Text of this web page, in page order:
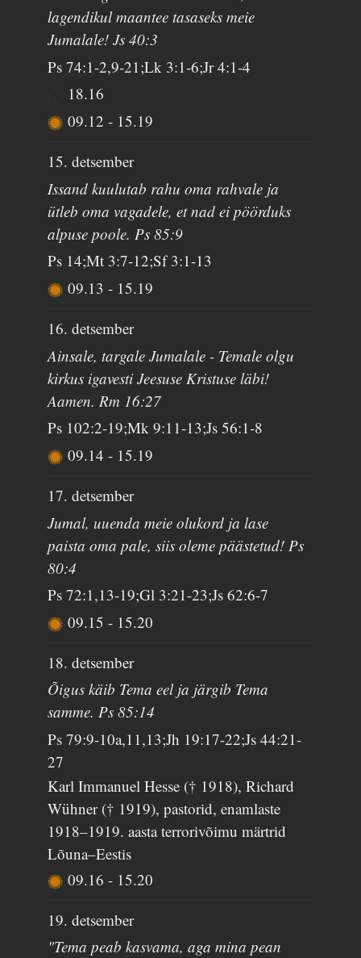
lagendikul maantee tasaseks meie
Jumalale! Js 40:3
Ps 74:1-2,9-21;Lk 3:1-6;Jr 4:1-4
18.16
09.12- 15.19
15. detsember
Issand kuulutab rahu oma rahvale ja
ütleb oma vagadele, et nad ei pöörduks
alpuse poole. Ps 85:9
Ps 14;Mt 3:7-12;Sf 3:1-13
09.13- 15.19
16. detsember
Ainsale, targale Jumalale - Temale olgu
kirkus igavesti Jeesuse Kristuse läbi!
Aamen. Rm 16:27
Ps 102:2-19;Mk 9:11-13;Js 56:1-8
09.14- 15.19
17. detsember
Jumal, uuenda meie olukord ja lase
paista oma pale, siis oleme päästetud! Ps
80:4
Ps 72:1,13-19;Gl 3:21-23;Js 62:6-7
09.15- 15.20
18. detsember
Õigus käib Tema eel ja järgib Tema
samme. Ps 85:14
Ps 79:9-10a,11,13;Jh 19:17-22;Js 44:21-
27
Karl Immanuel Hesse († 1918), Richard
Wühner († 1919), pastorid, enamlaste
1918–1919. aasta terrorivõimu märtrid
Lõuna–Eestis
09.16- 15.20
19. detsember
"Tema peab kasvama, aga mina pean